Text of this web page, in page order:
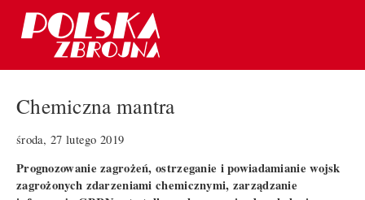
Chemiczna mantra
środa, 27 lutego 2019
Prognozowanie zagrożeń, ostrzeganie i powiadamianie wojsk
zagrożonych zdarzeniami chemicznymi, zarządzanie